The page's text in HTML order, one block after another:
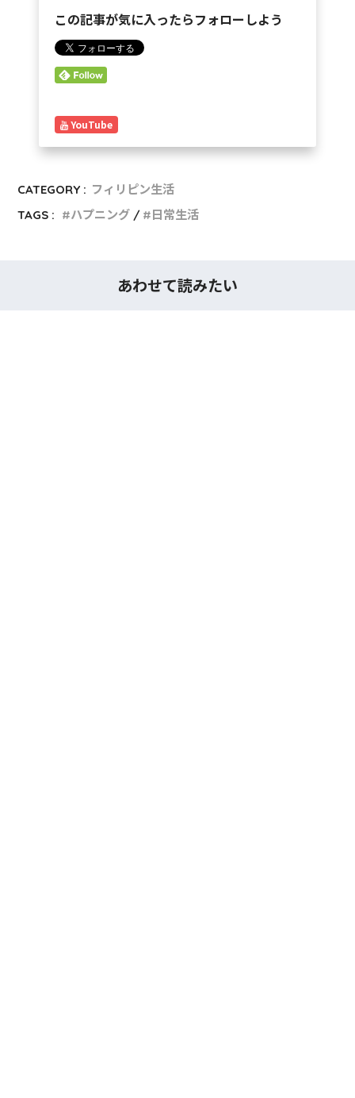
この記事が気に入ったらフォローしよう
YouTube
CATEGORY : フィリピン生活
TAGS :
ハプニング 日常生活
あわせて読みたい